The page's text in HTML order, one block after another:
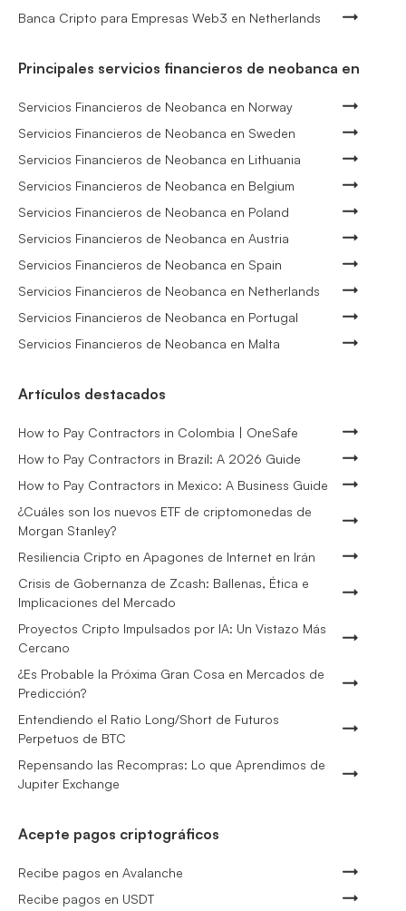
Banca Cripto para Empresas Web3 en Netherlands
Principales servicios financieros de neobanca en
Servicios Financieros de Neobanca en Norway
Servicios Financieros de Neobanca en Sweden
Servicios Financieros de Neobanca en Lithuania
Servicios Financieros de Neobanca en Belgium
Servicios Financieros de Neobanca en Poland
Servicios Financieros de Neobanca en Austria
Servicios Financieros de Neobanca en Spain
Servicios Financieros de Neobanca en Netherlands
Servicios Financieros de Neobanca en Portugal
Servicios Financieros de Neobanca en Malta
Artículos destacados
How to Pay Contractors in Colombia | OneSafe
How to Pay Contractors in Brazil: A 2026 Guide
How to Pay Contractors in Mexico: A Business Guide
¿Cuáles son los nuevos ETF de criptomonedas de
Morgan Stanley?
Resiliencia Cripto en Apagones de Internet en Irán
Crisis de Gobernanza de Zcash: Ballenas, Ética e
Implicaciones del Mercado
Proyectos Cripto Impulsados por IA: Un Vistazo Más
Cercano
¿Es Probable la Próxima Gran Cosa en Mercados de
Predicción?
Entendiendo el Ratio Long/Short de Futuros
Perpetuos de BTC
Repensando las Recompras: Lo que Aprendimos de
Jupiter Exchange
Acepte pagos criptográficos
Recibe pagos en Avalanche
Recibe pagos en USDT